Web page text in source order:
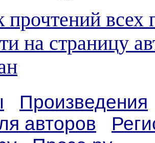
всех
на страницу
Произведения
авторов